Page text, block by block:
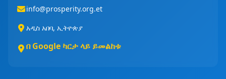
info@prosperity.org.et
አዲስ አበባ, ኢትዮጵያ
በ Google ካርታ ላይ ይመልከቱ